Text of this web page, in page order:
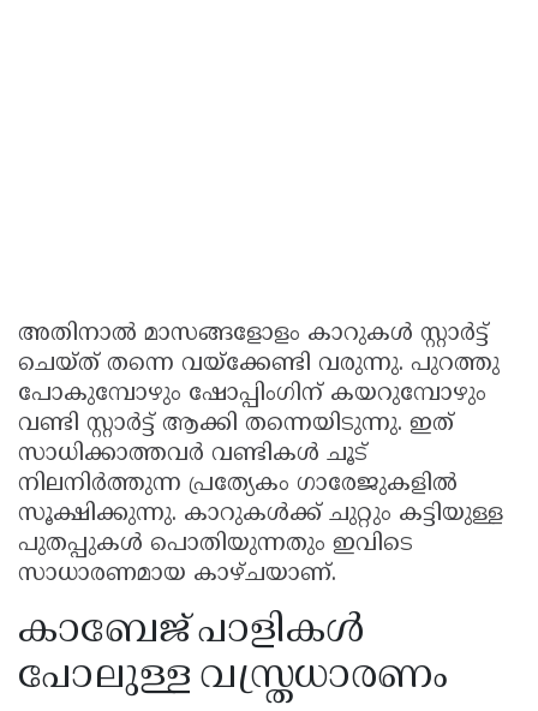
അതിനാൽ മാസങ്ങളോളം കാറുകൾ സ്റ്റാർട്ട്
ചെയ്ത് തന്നെ വയ്ക്കേണ്ടി വരുന്നു. പുറത്തു
പോകുമ്പോഴും ഷോപ്പിംഗിന് കയറുമ്പോഴും
വണ്ടി സ്റ്റാർട്ട് ആക്കി തന്നെയിടുന്നു. ഇത്
സാധിക്കാത്തവർ വണ്ടികൾ ചൂട്
നിലനിർത്തുന്ന പ്രത്യേകം ഗാരേജുകളിൽ
സൂക്ഷിക്കുന്നു. കാറുകൾക്ക് ചുറ്റും കട്ടിയുള്ള
പുതപ്പുകൾ പൊതിയുന്നതും ഇവിടെ
സാധാരണമായ കാഴ്ചയാണ്.
കാബേജ് പാളികൾ
പോലുള്ള വസ്ത്രധാരണം